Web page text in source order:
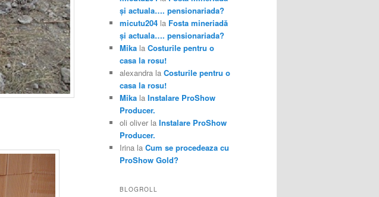
şi actuala…. pensionariada?
micutu204 la Fosta mineriadă
şi actuala…. pensionariada?
Mika la Costurile pentru o
casa la rosu!
alexandra la Costurile pentru o
casa la rosu!
Mika la Instalare ProShow
Producer.
oli oliver la Instalare ProShow
Producer.
Irina la Cum se procedeaza cu
ProShow Gold?
BLOGROLL